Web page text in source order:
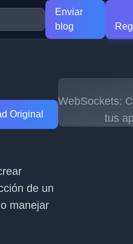
Enviar
blog
Original
de un
manejar
WebSockets:
tus